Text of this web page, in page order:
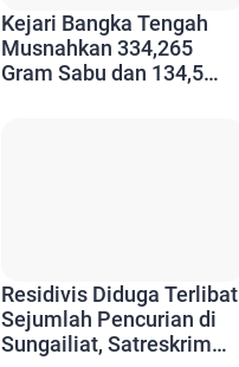
Kejari Bangka Tengah
Musnahkan 334,265
Gram Sabu dan 134,5
Residivis Diduga Terlibat
Sejumlah Pencurian di
Sungailiat, Satreskrim